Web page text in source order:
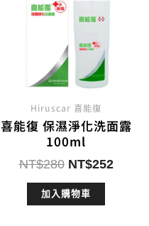
Hiruscar 喜能復
喜能復 保濕淨化洗面露
100ml
NT$280 原
始
價
NT$252目
加入購物車